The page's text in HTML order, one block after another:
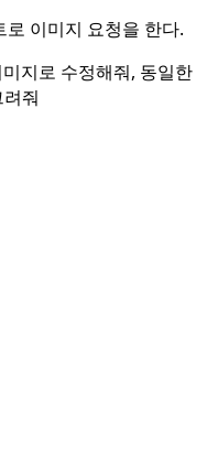
로 이미지 요청을 한다.
지로 수정해줘, 동일한
줘